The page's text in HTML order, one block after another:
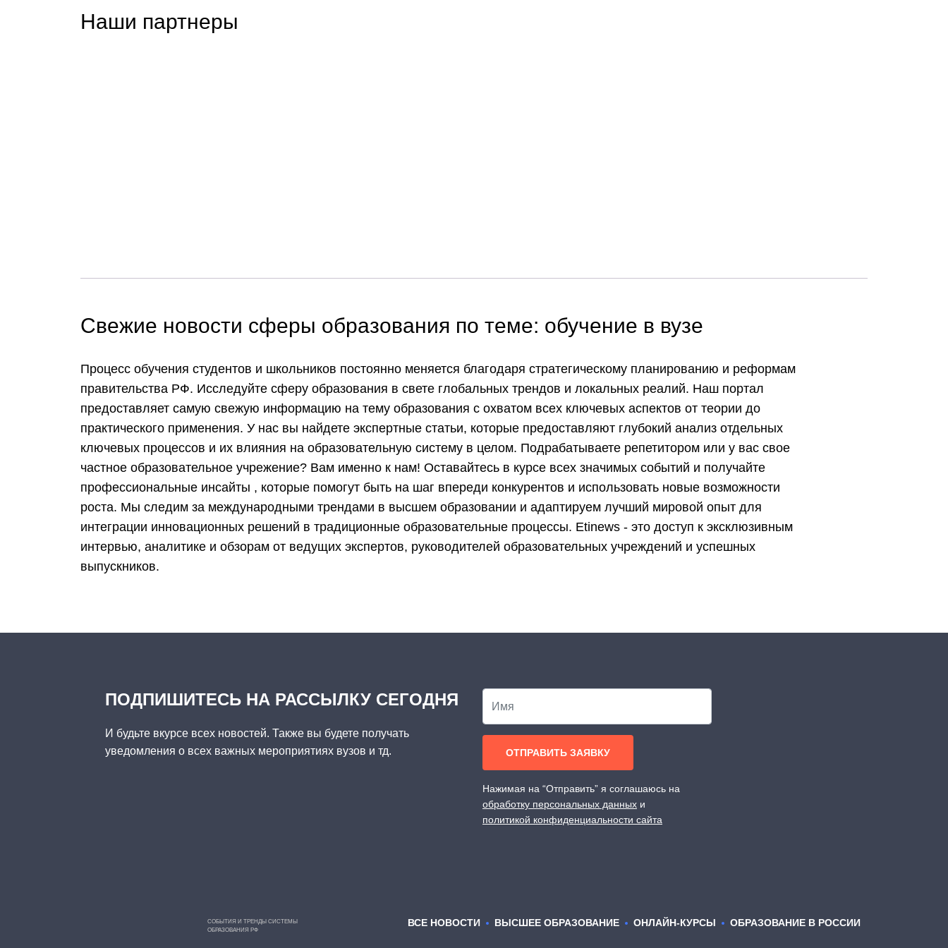
Наши партнеры
Свежие новости сферы образования по теме: обучение в вузе
Процесс обучения студентов и школьников постоянно меняется благодаря стратегическому планированию и реформам
правительства РФ. Исследуйте сферу образования в свете глобальных трендов и локальных реалий. Наш портал
предоставляет самую свежую информацию на тему образования с охватом всех ключевых аспектов от теории до
практического применения. У нас вы найдете экспертные статьи, которые предоставляют глубокий анализ отдельных
ключевых процессов и их влияния на образовательную систему в целом. Подрабатываете репетитором или у вас свое
частное образовательное учрежение? Вам именно к нам! Оставайтесь в курсе всех значимых событий и получайте
профессиональные инсайты , которые помогут быть на шаг впереди конкурентов и использовать новые возможности
роста. Мы следим за международными трендами в высшем образовании и адаптируем лучший мировой опыт для
интеграции инновационных решений в традиционные образовательные процессы. Etinews - это доступ к эксклюзивным
интервью, аналитике и обзорам от ведущих экспертов, руководителей образовательных учреждений и успешных
выпускников.
ПОДПИШИТЕСЬ НА РАССЫЛКУ СЕГОДНЯ
И будьте вкурсе всех новостей. Также вы будете получать
уведомления о всех важных мероприятиях вузов и тд.
Нажимая на “Отправить” я соглашаюсь на
обработку персональных данных и
политикой конфиденциальности сайта
СОБЫТИЯ И ТРЕНДЫ СИСТЕМЫ
ОБРАЗОВАНИЯ РФ
ВСЕ НОВОСТИ ВЫСШЕЕ ОБРАЗОВАНИЕ ОНЛАЙН-КУРСЫ ОБРАЗОВАНИЕ В РОССИИ